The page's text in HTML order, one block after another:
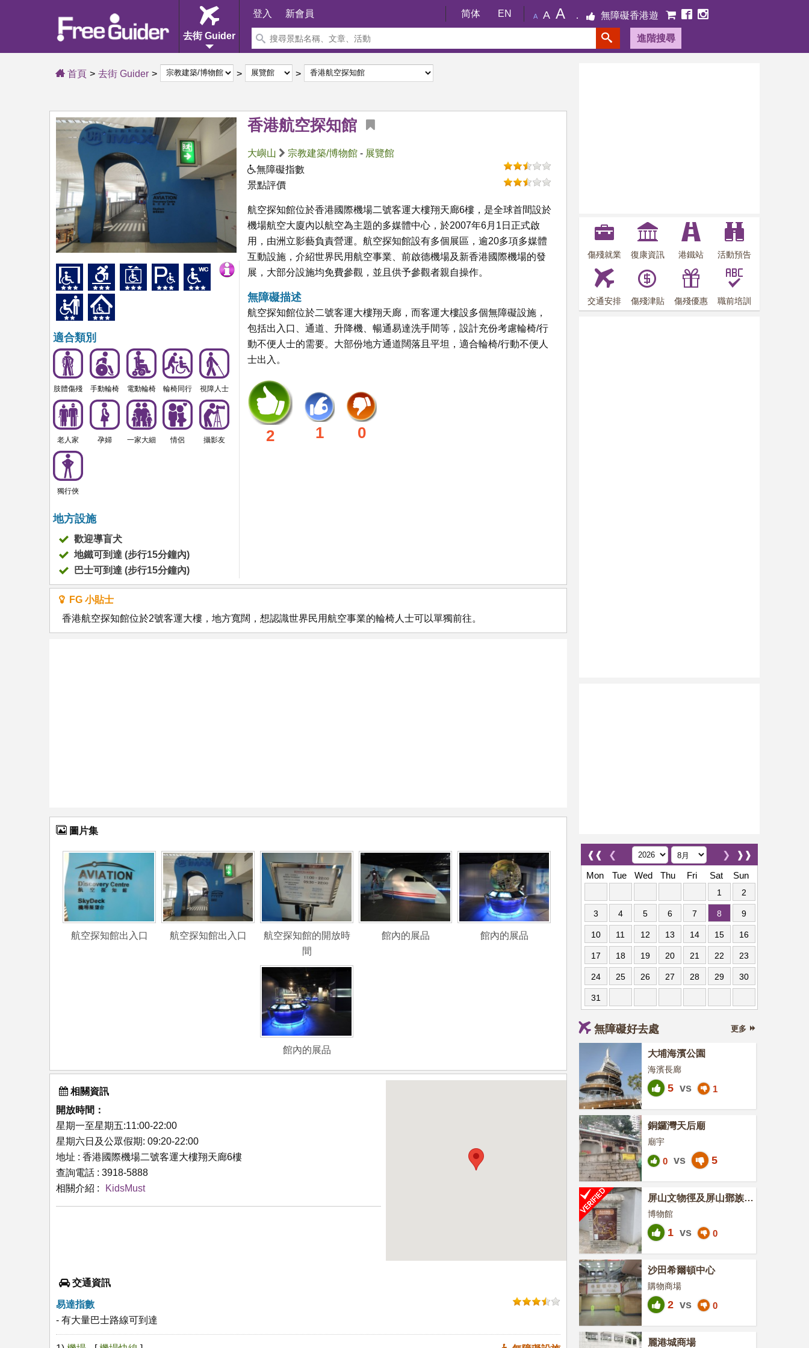
去街 Guider
登入 新會員 简体 EN A A A 無障礙香港遊
進階搜尋
首頁 去街 Guider
香港航空探知館
大嶼山 宗教建築/博物館 - 展覽館
無障礙指數
景點評價
適合類別
肢體傷殘 手動輪椅 電動輪椅 輪椅同行 視障人士
老人家 孕婦 一家大細 情侶 攝影友
獨行俠
地方設施
歡迎導盲犬
地鐵可到達 (步行15分鐘內)
巴士可到達 (步行15分鐘內)
航空探知館位於香港國際機場二號客運大樓翔天廊6樓，是全球首間設於
機場航空大廈內以航空為主題的多媒體中心，於2007年6月1日正式啟
用，由洲立影藝負責營運。航空探知館設有多個展區，逾20多項多媒體
互動設施，介紹世界民用航空事業、前啟德機場及新香港國際機場的發
展，大部分設施均免費參觀，並且供予參觀者親自操作。
無障礙描述
航空探知館位於二號客運大樓翔天廊，而客運大樓設多個無障礙設施，
包括出入口、通道、升降機、暢通易達洗手間等，設計充份考慮輪椅/行
動不便人士的需要。大部份地方通道闊落且平坦，適合輪椅/行動不便人
士出入。
2 1 0
FG 小貼士
香港航空探知館位於2號客運大樓，地方寬闊，想認識世界民用航空事業的輪椅人士可以單獨前往。
圖片集
航空探知館出入口 航空探知館出入口
航空探知館的開放時
間
館內的展品 館內的展品
館內的展品
相關資訊
開放時間：
星期一至星期五:11:00-22:00
星期六日及公眾假期: 09:20-22:00
地址 : 香港國際機場二號客運大樓翔天廊6樓
查詢電話 : 3918-5888
相關介紹 :
KidsMust
交通資訊
易達指數
- 有大量巴士路線可到達
傷殘就業 復康資訊 港鐵站 活動預告
交通安排 傷殘津貼 傷殘優惠 職前培訓
❰❰ ❮ ❱❱
❯
Mon
Tue Wed Thu Fri Sat Sun
1 2
3 4 5 6 7 8 9
10 11 12 13 14 15 16
17 18 19 20 21 22 23
24 25 26 27 28 29 30
31
無障礙好去處 更多
大埔海濱公園
海濱長廊
5 vs 1
銅鑼灣天后廟
廟宇
0 vs 5
屏山文物徑及屏山鄧族文
物館暨文物徑訪客中心
博物館
1 vs 0
沙田希爾頓中心
購物商場
2 vs 0
麗港城商場